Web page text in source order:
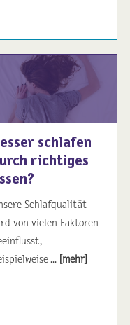
schlafen
richtiges
Schlafqualität
von vielen Faktoren
... [mehr]